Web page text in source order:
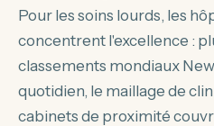
Pour les soins lourds, les
concentrent l'excellence :
classements mondiaux
quotidien, le maillage de
cabinets de proximité